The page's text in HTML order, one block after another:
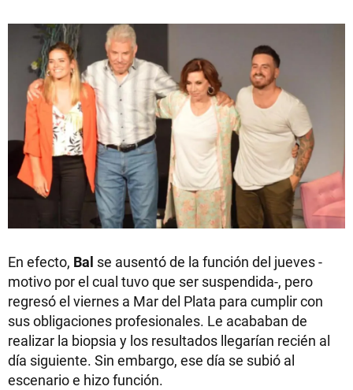
En efecto, Bal se ausentó de la función del jueves -
motivo por el cual tuvo que ser suspendida-, pero
regresó el viernes a Mar del Plata para cumplir con
sus obligaciones profesionales. Le acababan de
realizar la biopsia y los resultados llegarían recién al
día siguiente. Sin embargo, ese día se subió al
escenario e hizo función.